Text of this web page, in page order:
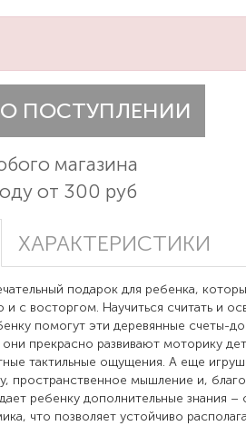
ПОСТУПЛЕНИИ
магазина
от 300 руб
ХАРАКТЕРИСТИКИ
подарок для ребенка,
и с восторгом. Научиться считать и
помогут эти деревянные счеты-
они прекрасно развивают моторику
тактильные ощущения. А еще
пространственное мышление и,
ребенку дополнительные знания –
что позволяет устойчиво